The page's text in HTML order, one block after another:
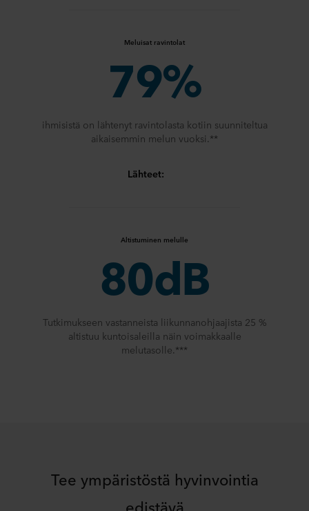
Meluisat ravintolat
79%
ihmisistä on lähtenyt ravintolasta kotiin suunniteltua
aikaisemmin melun vuoksi.**
Lähteet:
Altistuminen melulle
80dB
Tutkimukseen vastanneista liikunnanohjaajista 25 %
altistuu kuntoisaleilla näin voimakkaalle
melutasolle.***
Tee ympäristöstä hyvinvointia
edistävä